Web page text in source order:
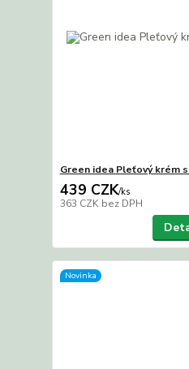
Green idea Pleťový krém
439 CZK/ks
363 CZK bez DPH
Novinka